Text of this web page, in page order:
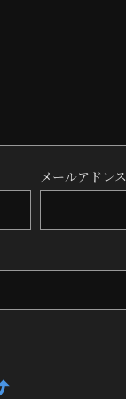
メールアドレ